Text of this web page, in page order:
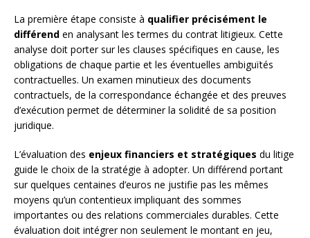
La première étape consiste à qualifier précisément le
différend en analysant les termes du contrat litigieux. Cette
analyse doit porter sur les clauses spécifiques en cause, les
obligations de chaque partie et les éventuelles ambiguïtés
contractuelles. Un examen minutieux des documents
contractuels, de la correspondance échangée et des preuves
d’exécution permet de déterminer la solidité de sa position
juridique.
L’évaluation des enjeux financiers et stratégiques du litige
guide le choix de la stratégie à adopter. Un différend portant
sur quelques centaines d’euros ne justifie pas les mêmes
moyens qu’un contentieux impliquant des sommes
importantes ou des relations commerciales durables. Cette
évaluation doit intégrer non seulement le montant en jeu,